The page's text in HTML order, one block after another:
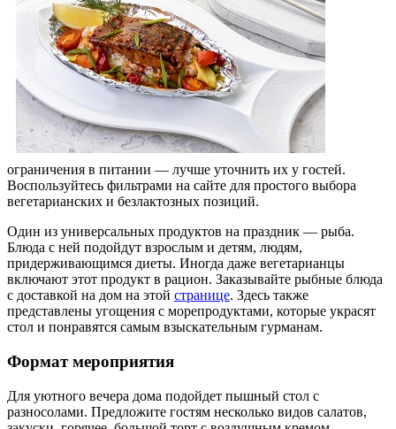
ограничения в питании — лучше уточнить их у гостей.
Воспользуйтесь фильтрами на сайте для простого выбора
вегетарианских и безлактозных позиций.
Один из универсальных продуктов на праздник — рыба.
Блюда с ней подойдут взрослым и детям, людям,
придерживающимся диеты. Иногда даже вегетарианцы
включают этот продукт в рацион. Заказывайте рыбные блюда
с доставкой на дом на этой странице. Здесь также
представлены угощения с морепродуктами, которые украсят
стол и понравятся самым взыскательным гурманам.
Формат мероприятия
Для уютного вечера дома подойдет пышный стол с
разносолами. Предложите гостям несколько видов салатов,